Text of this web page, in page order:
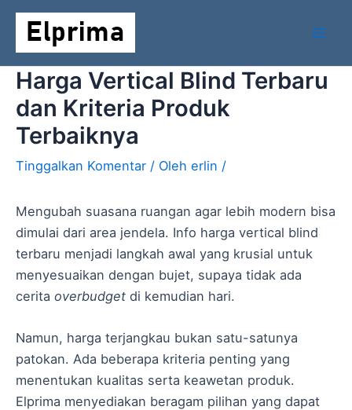
Lewati
konten
Harga Vertical Blind Terbaru
dan Kriteria Produk
Terbaiknya
Tinggalkan Komentar / Oleh erlin /
Mengubah suasana ruangan agar lebih modern bisa
dimulai dari area jendela. Info harga vertical blind
terbaru menjadi langkah awal yang krusial untuk
menyesuaikan dengan bujet, supaya tidak ada
cerita overbudget di kemudian hari.
Namun, harga terjangkau bukan satu-satunya
patokan. Ada beberapa kriteria penting yang
menentukan kualitas serta keawetan produk.
Elprima menyediakan beragam pilihan yang dapat